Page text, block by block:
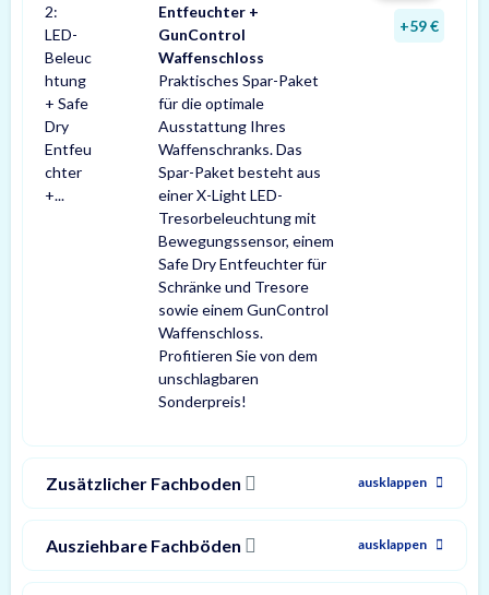
Entfeuchter +
GunControl
Waffenschloss
Praktisches Spar-Paket
für die optimale
Ausstattung Ihres
Waffenschranks. Das
Spar-Paket besteht aus
einer X-Light LED-
Tresorbeleuchtung mit
Bewegungssensor, einem
Safe Dry Entfeuchter für
Schränke und Tresore
sowie einem GunControl
Waffenschloss.
Profitieren Sie von dem
unschlagbaren
Sonderpreis!
+59 €
Zusätzlicher Fachboden ausklappen
Ausziehbare Fachböden ausklappen